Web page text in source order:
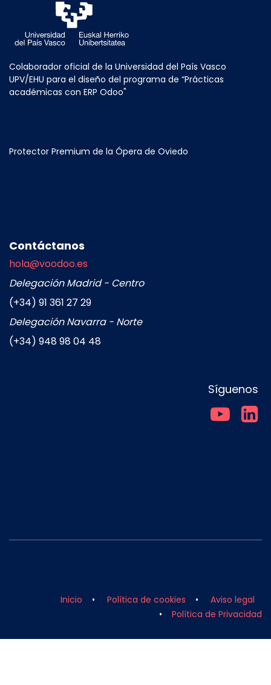
Colaborador oficial de la Universidad del País Vasco
UPV/EHU para el diseño del programa de “Prácticas
académicas con ERP Odoo"
Protector Premium de la Ópera de Oviedo
Contáctanos
hola@voodoo.es
Delegación Madrid - Centro
(+34) 91 361 27 29
Delegación Navarra - Norte
(+34) 948 98 04 48
Síguenos
Inicio • Política de cookies •
Aviso legal
•
Política de Privacidad